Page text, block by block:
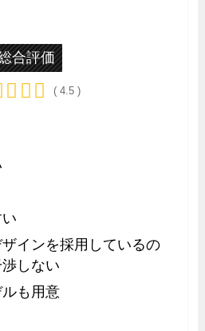
合評価
( 4.5 )
インを採用しているの
しない
も用意